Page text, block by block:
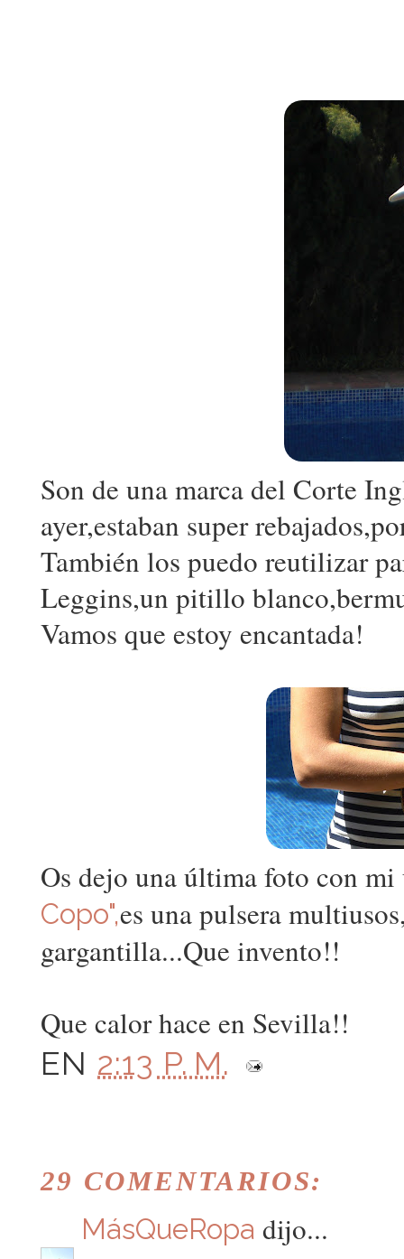
Son de una marca del Corte
ayer,estaban super
También los puedo reutilizar
Leggins,un pitillo
Vamos que estoy encantada!
Os dejo una última foto con
Copo",es una pulsera
gargantilla...Que invento!!
Que calor hace en Sevilla!!
EN 2:13 P. M.
29 COMENTARIOS:
MásQueRopa dijo...